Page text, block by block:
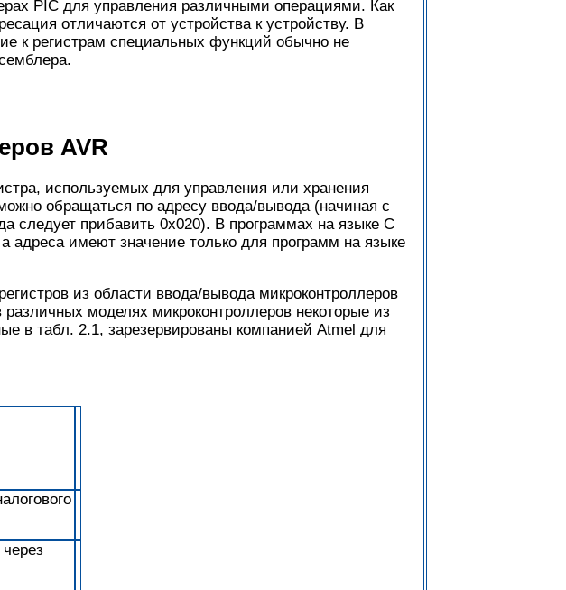
PIC для управления различными операциями. Как
отличаются от устройства к устройству. В
к регистрам специальных функций обычно не
AVR
используемых для управления или хранения
обращаться по адресу ввода/вывода (начиная с
следует прибавить 0x020). В программах на языке С
адреса имеют значение только для программ на языке
из области ввода/вывода микроконтроллеров
моделях микроконтроллеров некоторые из
в табл. 2.1, зарезервированы компанией Atmel для